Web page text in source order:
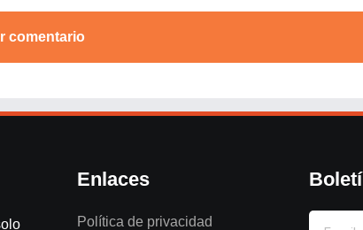
comentario
Enlaces
Política de privacidad